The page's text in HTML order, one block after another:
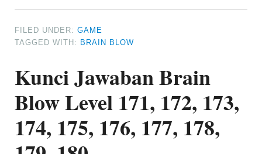
FILED UNDER:GAME
TAGGED WITH: BRAIN BLOW
Kunci Jawaban Brain
Blow Level 171, 172, 173,
174, 175, 176, 177, 178,